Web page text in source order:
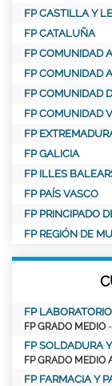
FP CASTILLA Y
FP CATALUÑA
FP COMUNIDAD
FP COMUNIDAD
FP COMUNIDAD
FP COMUNIDAD
FP
FP GALICIA
FP ILLES
FP PAÍS VASCO
FP PRINCIPADO
FP REGIÓN DE
FP LABORATORIO
FP GRADO MEDIO
FP SOLDADURA
FP GRADO MEDIO
FP FARMACIA Y